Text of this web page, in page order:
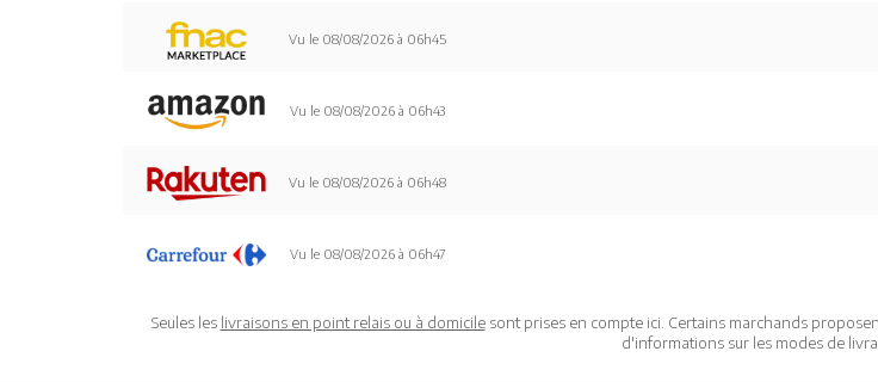
Vu le 08/08/2026 à 06h45
Vu le 08/08/2026 à 06h43
Vu le 08/08/2026 à 06h48
Vu le 08/08/2026 à 06h47
Seules les livraisons en point relais ou à domicilesont prises en compte ici. Certains marchands
d'informations sur les modes de